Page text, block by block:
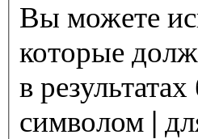
Вы можете
которые
в
символом |